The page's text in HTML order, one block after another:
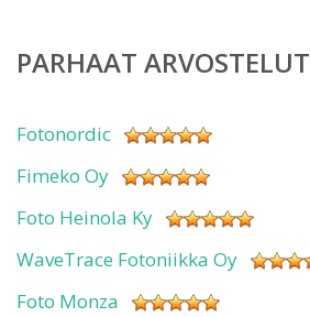
PARHAAT ARVOSTELUT
Fotonordic
Fimeko Oy
Foto Heinola Ky
WaveTrace Fotoniikka Oy
Foto Monza